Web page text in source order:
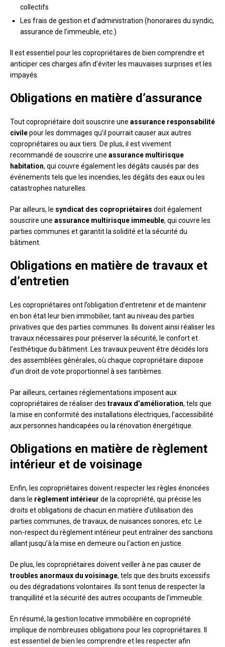
collectifs
Les frais de gestion et d’administration (honoraires du syndic,
assurance de l’immeuble, etc.)
Il est essentiel pour les copropriétaires de bien comprendre et
anticiper ces charges afin d’éviter les mauvaises surprises et les
impayés.
Obligations en matière d’assurance
Tout copropriétaire doit souscrire une assurance responsabilité
civilepour les dommages qu’il pourrait causer aux autres
copropriétaires ou aux tiers. De plus, il est vivement
recommandé de souscrire une assurance multirisque
habitation, qui couvre également les dégâts causés par des
événements tels que les incendies, les dégâts des eaux ou les
catastrophes naturelles.
Par ailleurs, le syndicat des copropriétaires doit également
souscrire une assurance multirisque immeuble, qui couvre les
parties communes et garantit la solidité et la sécurité du
bâtiment.
Obligations en matière de travaux et
d’entretien
Les copropriétaires ont l’obligation d’entretenir et de maintenir
en bon état leur bien immobilier, tant au niveau des parties
privatives que des parties communes. Ils doivent ainsi réaliser les
travaux nécessaires pour préserver la sécurité, le confort et
l’esthétique du bâtiment. Les travaux peuvent être décidés lors
des assemblées générales, où chaque copropriétaire dispose
d’un droit de vote proportionnel à ses tantièmes.
Par ailleurs, certaines réglementations imposent aux
copropriétaires de réaliser des travaux d’amélioration, tels que
la mise en conformité des installations électriques, l’accessibilité
aux personnes handicapées ou la rénovation énergétique.
Obligations en matière de règlement
intérieur et de voisinage
Enfin, les copropriétaires doivent respecter les règles énoncées
dans le règlement intérieur de la copropriété, qui précise les
droits et obligations de chacun en matière d’utilisation des
parties communes, de travaux, de nuisances sonores, etc. Le
non-respect du règlement intérieur peut entraîner des sanctions
allant jusqu’à la mise en demeure ou l’action en justice.
De plus, les copropriétaires doivent veiller à ne pas causer de
troubles anormaux du voisinage, tels que des bruits excessifs
ou des dégradations volontaires. Ils sont tenus de respecter la
tranquillité et la sécurité des autres occupants de l’immeuble.
En résumé, la gestion locative immobilière en copropriété
implique de nombreuses obligations pour les copropriétaires. Il
est essentiel de bien les comprendre et les respecter afin